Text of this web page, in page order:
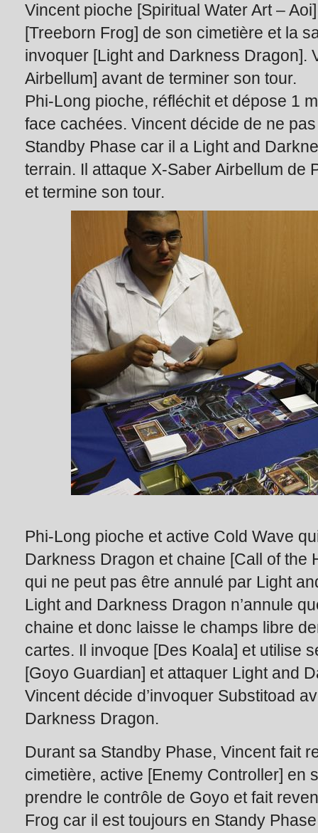
Vincent pioche [Spiritual Water Art –
[Treeborn Frog] de son cimetière et la
invoquer [Light and Darkness Dragon].
Airbellum] avant de terminer son tour.
Phi-Long pioche, réfléchit et dépose 1
face cachées. Vincent décide de ne
Standby Phase car il a Light and
terrain. Il attaque X-Saber Airbellum de
et termine son tour.
Phi-Long pioche et active Cold Wave
Darkness Dragon et chaine [Call of the
qui ne peut pas être annulé par Light
Light and Darkness Dragon n’annule
chaine et donc laisse le champs libre
cartes. Il invoque [Des Koala] et utilise
[Goyo Guardian] et attaquer Light and
Vincent décide d’invoquer Substitoad
Darkness Dragon.
Durant sa Standby Phase, Vincent fait
cimetière, active [Enemy Controller] en
prendre le contrôle de Goyo et fait
Frog car il est toujours en Standy